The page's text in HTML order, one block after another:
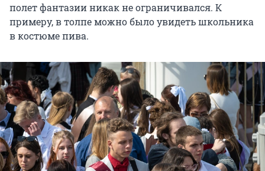
полет фантазии никак не ограничивался. К
примеру, в толпе можно было увидеть школьника
в костюме пива.